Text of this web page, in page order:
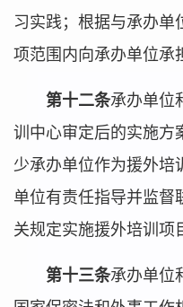
习实践；根据与承办单
项范围内向承办单位承
第十二条承办单位
训中心审定后的实施方
少承办单位作为援外培
单位有责任指导并监督
关规定实施援外培训项
第十三条承办单位